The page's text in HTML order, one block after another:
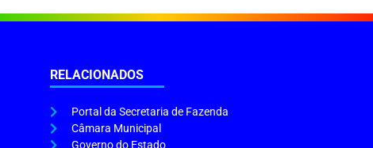
RELACIONADOS
Portal da Secretaria de Fazenda
Câmara Municipal
Governo do Estado